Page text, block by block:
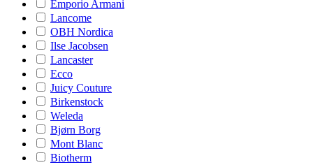
Emporio Armani
Lancome
OBH Nordica
Ilse Jacobsen
Lancaster
Ecco
Juicy Couture
Birkenstock
Weleda
Bjørn Borg
Mont Blanc
Biotherm